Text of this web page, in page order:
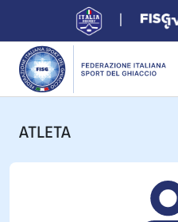
ATLETA